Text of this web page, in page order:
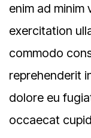
enim ad minim
exercitation
commodo
reprehenderit
dolore eu
occaecat